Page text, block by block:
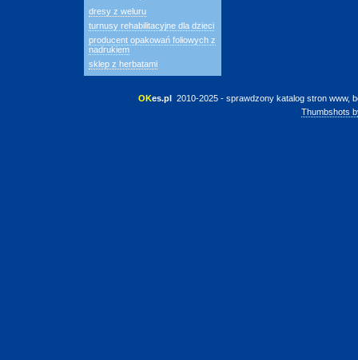
dresy z weluru
turnusy rehabilitacyjne dla dzieci
producent opakowań foliowych z
nadrukiem
sklep z herbatami
OKes.pl 2010-2025 - sprawdzony katalog stron www,
Thumbshots